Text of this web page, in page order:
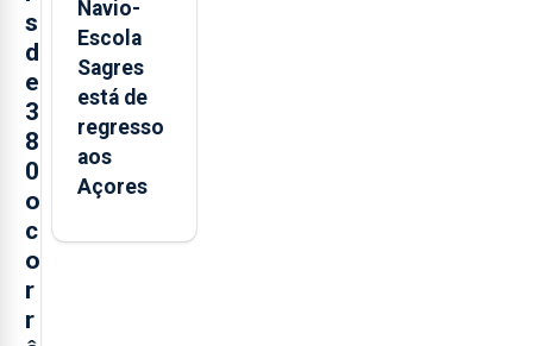
s
d
e
3
8
0
o
c
o
r
r
Navio-
Escola
Sagres
está de
regresso
aos
Açores